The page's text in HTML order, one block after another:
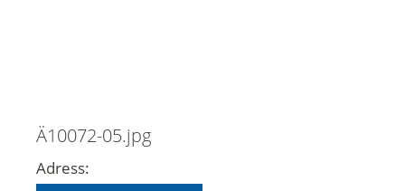
Ä10072-05.jpg
Adress: